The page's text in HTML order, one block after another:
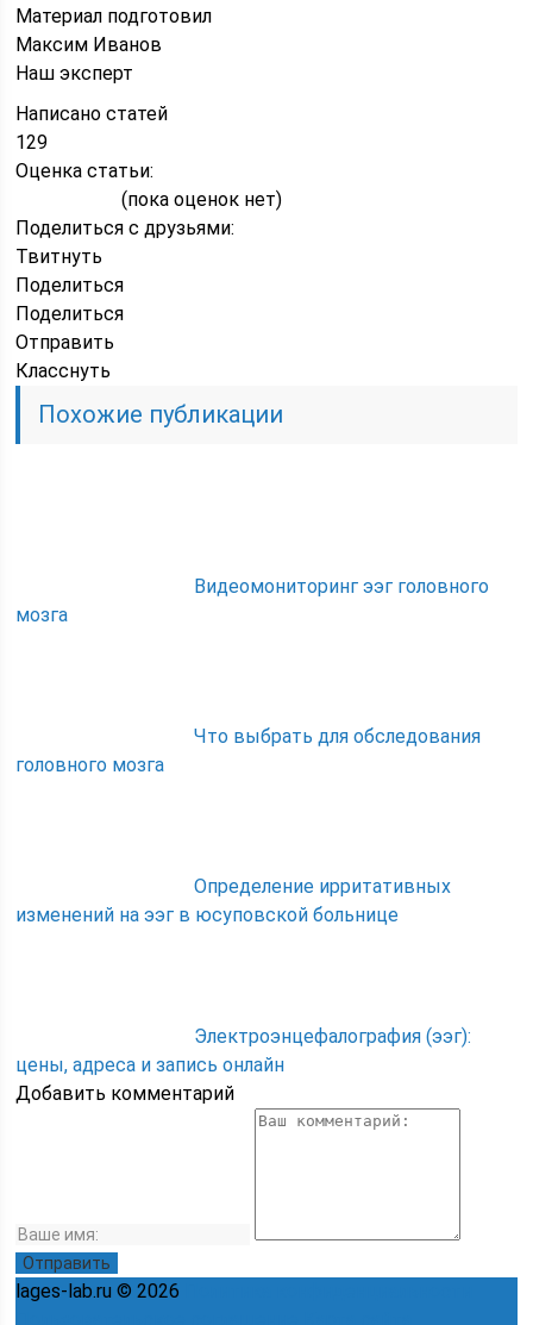
Материал подготовил
Максим Иванов
Наш эксперт
Написано статей
129
Оценка статьи:
(пока оценок нет)
Поделиться с друзьями:
Твитнуть
Поделиться
Поделиться
Отправить
Класснуть
Похожие публикации
Видеомониторинг ээг головного
мозга
Что выбрать для обследования
головного мозга
Определение ирритативных
изменений на ээг в юсуповской больнице
Электроэнцефалография (ээг):
цены, адреса и запись онлайн
Добавить комментарий
lages-lab.ru © 2026